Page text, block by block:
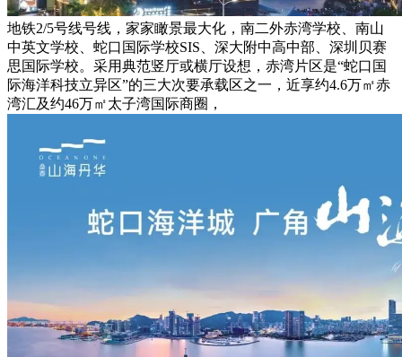
地铁2/5号线号线，家家瞰景最大化，南二外赤湾学校、南山
中英文学校、蛇口国际学校SIS、深大附中高中部、深圳贝赛
思国际学校。采用典范竖厅或横厅设想，赤湾片区是“蛇口国
际海洋科技立异区”的三大次要承载区之一，近享约4.6万㎡赤
湾汇及约46万㎡太子湾国际商圈，